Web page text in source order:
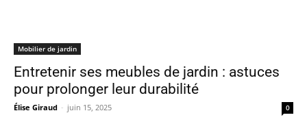
Mobilier de jardin
Entretenir ses meubles de jardin : astuces
pour prolonger leur durabilité
Élise Giraud - juin 15, 2025 0